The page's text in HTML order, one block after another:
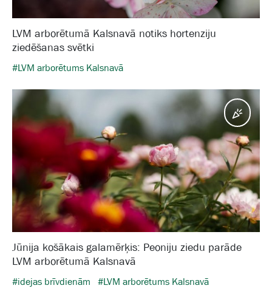
LVM arborētumā Kalsnavā notiks hortenziju
ziedēšanas svētki
#LVM arborētums Kalsnavā
Jūnija košākais galamērķis: Peoniju ziedu parāde
LVM arborētumā Kalsnavā
#idejas brīvdienām #LVM arborētums Kalsnavā